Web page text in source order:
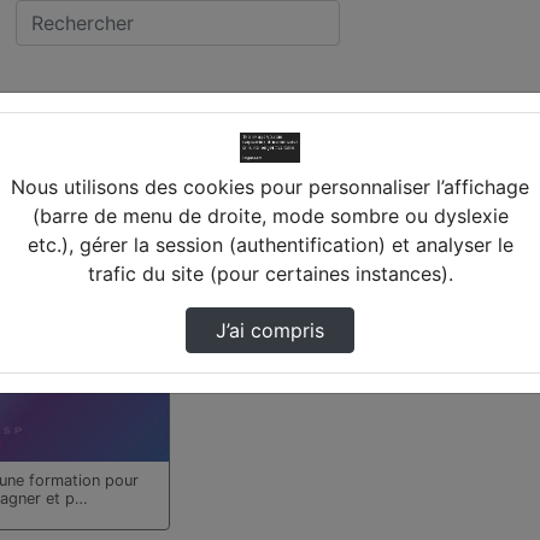
FRANCOIS
formation pour
et p…
Nous utilisons des cookies pour personnaliser l’affichage
(barre de menu de droite, mode sombre ou dyslexie
etc.), gérer la session (authentification) et analyser le
trafic du site (pour certaines instances).
J’ai compris